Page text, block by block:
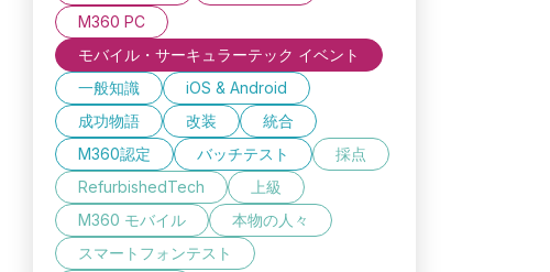
M360 PC
モバイル・サーキュラーテック イベント
一般知識
iOS & Android
成功物語
改装
統合
M360認定
バッチテスト
採点
RefurbishedTech
上級
M360 モバイル
本物の人々
スマートフォンテスト